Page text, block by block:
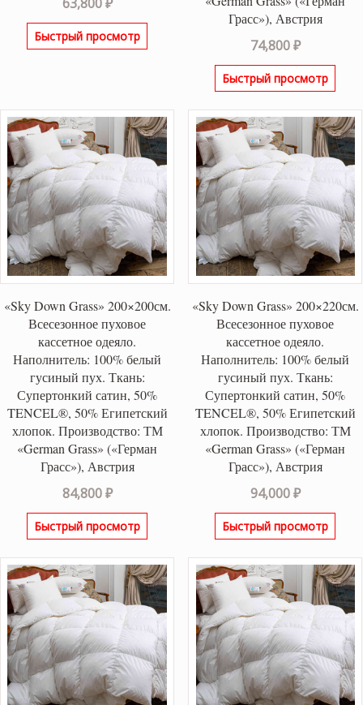
Быстрый просмотр
Грасс»), Австрия
74,800₽
Быстрый просмотр
«Sky Down Grass» 200×200см.
Всесезонное пуховое
кассетное одеяло.
Наполнитель: 100% белый
гусиный пух. Ткань:
Супертонкий сатин, 50%
TENCEL®, 50% Египетский
хлопок. Производство: ТМ
«German Grass» («Герман
Грасс»), Австрия
84,800₽
Быстрый просмотр
«Sky Down Grass» 200×220см.
Всесезонное пуховое
кассетное одеяло.
Наполнитель: 100% белый
гусиный пух. Ткань:
Супертонкий сатин, 50%
TENCEL®, 50% Египетский
хлопок. Производство: ТМ
«German Grass» («Герман
Грасс»), Австрия
94,000₽
Быстрый просмотр